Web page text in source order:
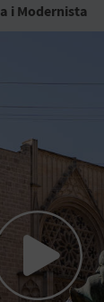
i Modernista